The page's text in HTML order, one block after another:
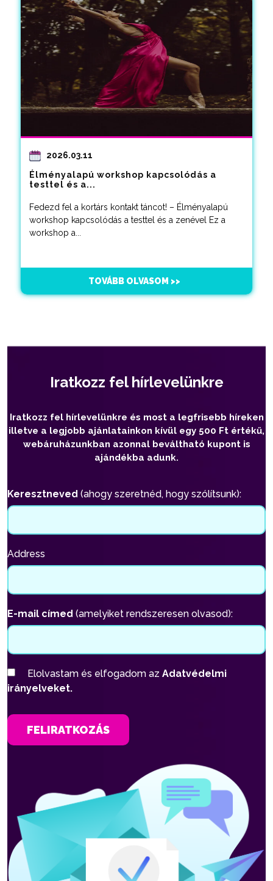
2026.03.11
Élményalapú workshop kapcsolódás a
testtel és a...
Fedezd fel a kortárs kontakt táncot! – Élményalapú
workshop kapcsolódás a testtel és a zenével Ez a
workshop a...
TOVÁBB OLVASOM >>
Iratkozz fel hírlevelünkre
Iratkozz fel hírlevelünkre és most a legfrisebb híreken
illetve a legjobb ajánlatainkon kívül egy 500 Ft értékű,
webáruházunkban azonnal beváltható kupont is
ajándékba adunk.
Keresztneved (ahogy szeretnéd, hogy szólítsunk):
Address
E-mail címed (amelyiket rendszeresen olvasod):
Elolvastam és elfogadom az Adatvédelmi
irányelveket.
FELIRATKOZÁS